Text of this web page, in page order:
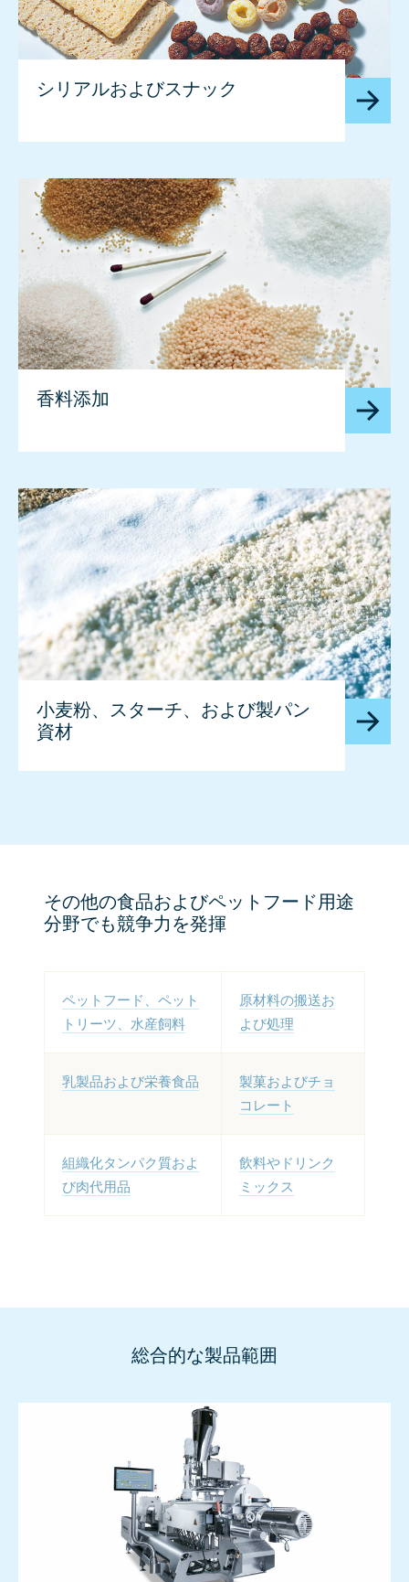
シリアルおよびスナック
香料添加
小麦粉、スターチ、および製パン
資材
その他の食品およびペットフード用途
分野でも競争力を発揮
ペットフード、ペット
トリーツ、水産飼料
原材料の搬送お
よび処理
乳製品および栄養食品
製菓およびチョ
コレート
組織化タンパク質およ
び肉代用品
飲料やドリンク
ミックス
総合的な製品範囲